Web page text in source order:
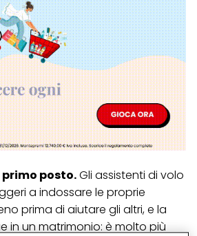
posto.Gli assistenti di volo
a indossare le proprie
prima di aiutare gli altri, e la
in un matrimonio: è molto più